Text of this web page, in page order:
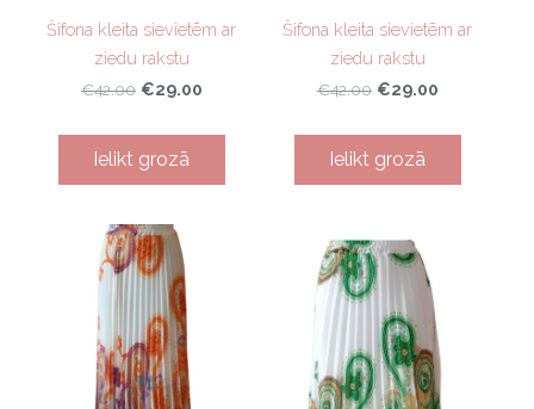
Šifona kleita sievietēm ar
ziedu rakstu
€42.00 €29.00
Ielikt grozā
Šifona kleita sievietēm ar
ziedu rakstu
€42.00 €29.00
Ielikt grozā